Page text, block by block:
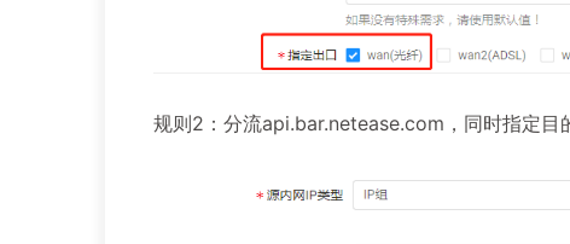
规则2：分流api.bar.netease.com，同时指定目